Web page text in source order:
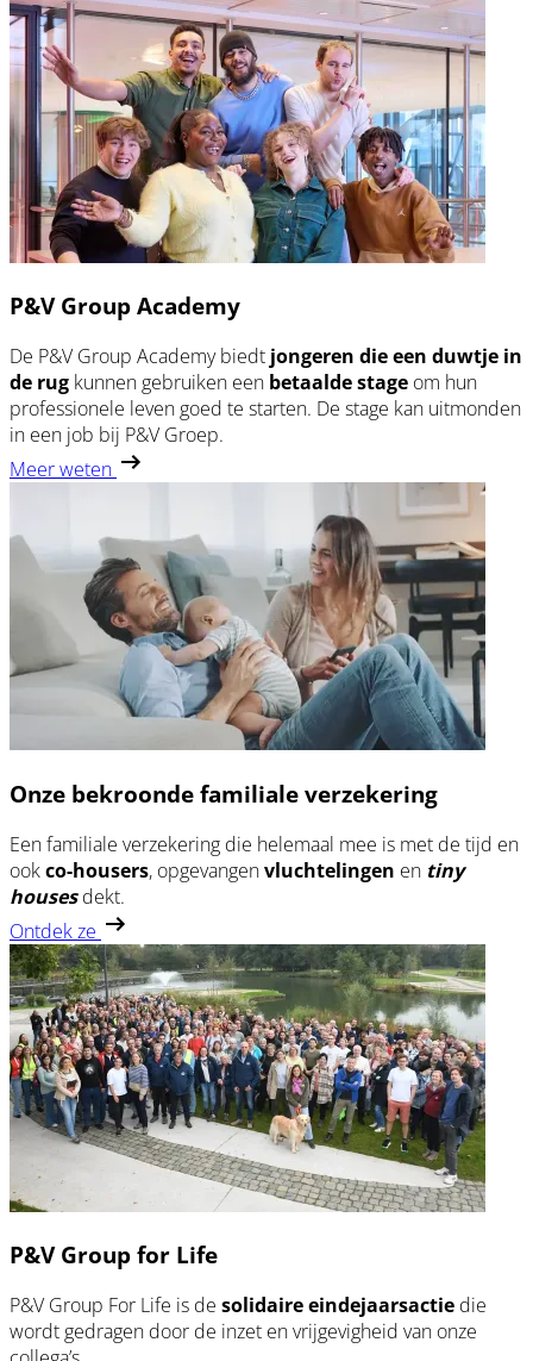
P&V Group Academy
De P&V Group Academy biedt jongeren die een duwtje in
de rug kunnen gebruiken een betaalde stage om hun
professionele leven goed te starten. De stage kan uitmonden
in een job bij P&V Groep.
Meer weten
Onze bekroonde familiale verzekering
Een familiale verzekering die helemaal mee is met de tijd en
ookco-housers, opgevangenvluchtelingen en tiny
housesdekt.
Ontdek ze
P&V Group for Life
P&V Group For Life is de solidaire eindejaarsactie die
wordt gedragen door de inzet en vrijgevigheid van onze